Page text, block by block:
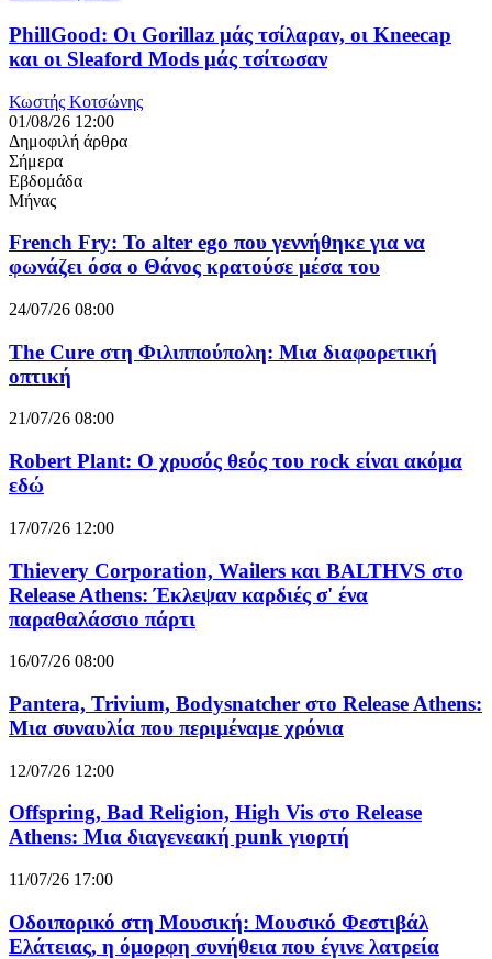
PhillGood: Οι Gorillaz μάς τσίλαραν, οι Kneecap
και οι Sleaford Mods μάς τσίτωσαν
Κωστής Κοτσώνης
01/08/26 12:00
Δημοφιλή άρθρα
Σήμερα
Εβδομάδα
Μήνας
French Fry: Το alter ego που γεννήθηκε για να
φωνάζει όσα ο Θάνος κρατούσε μέσα του
24/07/26 08:00
The Cure στη Φιλιππούπολη: Μια διαφορετική
οπτική
21/07/26 08:00
Robert Plant: Ο χρυσός θεός του rock είναι ακόμα
εδώ
17/07/26 12:00
Thievery Corporation, Wailers και BALTHVS στο
Release Athens: Έκλεψαν καρδιές σ' ένα
παραθαλάσσιο πάρτι
16/07/26 08:00
Pantera, Trivium, Bodysnatcher στο Release Athens:
Μια συναυλία που περιμέναμε χρόνια
12/07/26 12:00
Offspring, Bad Religion, High Vis στο Release
Athens: Μια διαγενεακή punk γιορτή
11/07/26 17:00
Οδοιπορικό στη Μουσική: Μουσικό Φεστιβάλ
Ελάτειας, η όμορφη συνήθεια που έγινε λατρεία